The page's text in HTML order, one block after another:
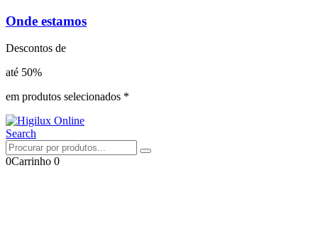
Onde estamos
Descontos de
até 50%
em produtos selecionados *
Search
0Carrinho 0